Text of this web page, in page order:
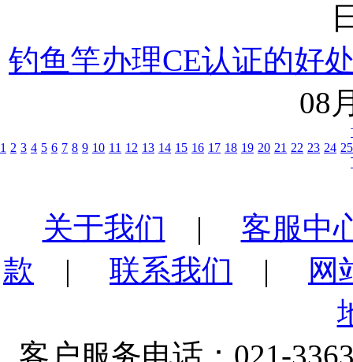
钓鱼竿办理CE认证的好
08
1 2 3 4 5 6 7 8 9 10 11 12 13 14 15 16 17 18 19 20 21 22 23 24 25
关于我们 | 客服中
款 | 联系我们 |
网